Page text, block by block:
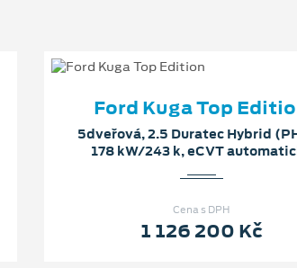
Ford Kuga Top
5dveřová, 2.5 Duratec Hybrid
178 kW/243 k, eCVT
Cena s DPH
1 126 200 Kč